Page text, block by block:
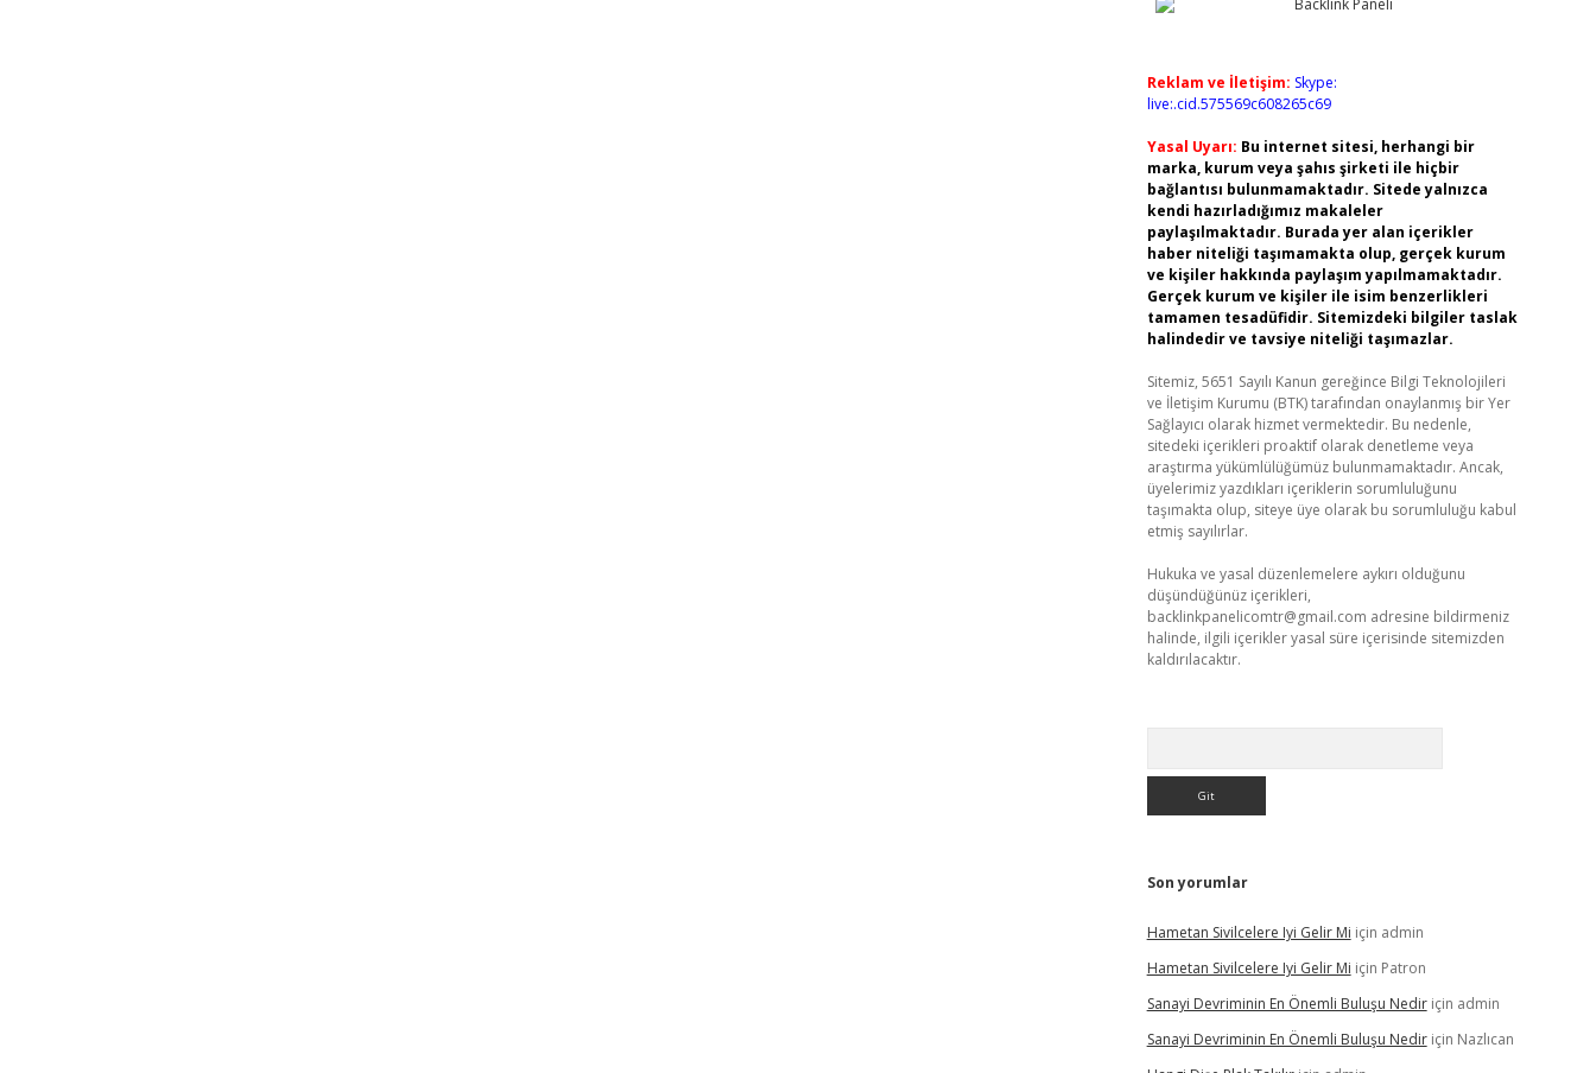
Reklam ve İletişim: Skype:
live:.cid.575569c608265c69
Yasal Uyarı: Bu internet sitesi, herhangi bir
marka, kurum veya şahıs şirketi ile hiçbir
bağlantısı bulunmamaktadır. Sitede yalnızca
kendi hazırladığımız makaleler
paylaşılmaktadır. Burada yer alan içerikler
haber niteliği taşımamakta olup, gerçek kurum
ve kişiler hakkında paylaşım yapılmamaktadır.
Gerçek kurum ve kişiler ile isim benzerlikleri
tamamen tesadüfidir. Sitemizdeki bilgiler taslak
halindedir ve tavsiye niteliği taşımazlar.
Sitemiz, 5651 Sayılı Kanun gereğince Bilgi Teknolojileri
ve İletişim Kurumu (BTK) tarafından onaylanmış bir Yer
Sağlayıcı olarak hizmet vermektedir. Bu nedenle,
sitedeki içerikleri proaktif olarak denetleme veya
araştırma yükümlülüğümüz bulunmamaktadır. Ancak,
üyelerimiz yazdıkları içeriklerin sorumluluğunu
taşımakta olup, siteye üye olarak bu sorumluluğu kabul
etmiş sayılırlar.
Hukuka ve yasal düzenlemelere aykırı olduğunu
düşündüğünüz içerikleri,
backlinkpanelicomtr@gmail.com adresine bildirmeniz
halinde, ilgili içerikler yasal süre içerisinde sitemizden
kaldırılacaktır.
Son yorumlar
Hametan Sivilcelere Iyi Gelir Mi için admin
Hametan Sivilcelere Iyi Gelir Mi için Patron
Sanayi Devriminin En Önemli Buluşu Nediriçin admin
Sanayi Devriminin En Önemli Buluşu Nediriçin Nazlıcan